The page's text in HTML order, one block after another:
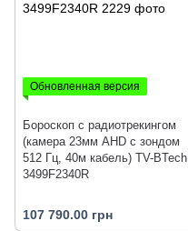
Обновленная версия
Бороскоп с радиотрекингом
(камера 23мм AHD с зондом
512 Гц, 40м кабель) TV-BTech
3499F2340R
107 790.00 грн